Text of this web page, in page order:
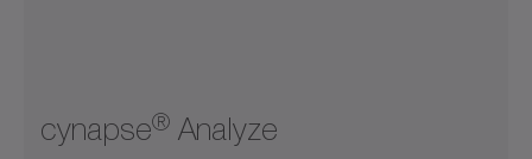
cynapse® Analyze